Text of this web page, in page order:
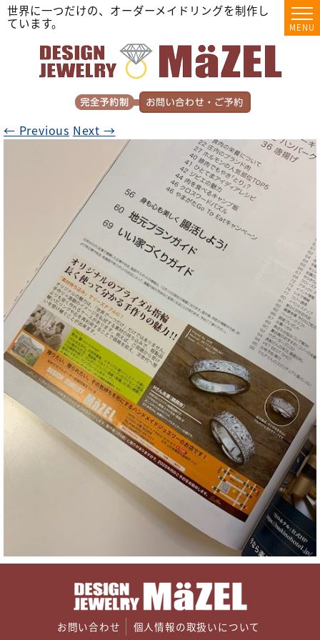
世界に一つだけの、オーダーメイドリングを制作し
ています。
MENU
← Previous Next →
お問い合わせ 個人情報の取扱いについて